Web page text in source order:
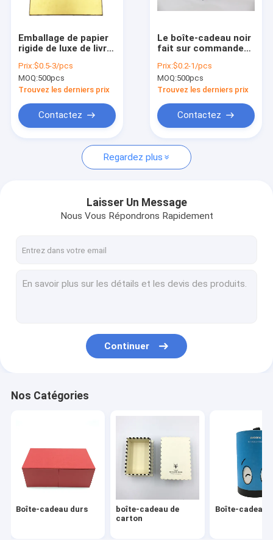
Demandez une citation
Boîte-cadeau durs
boîte-cadeau de carton
sacs en papier marqués
Boîtes de papier rigides
Services d'impression offset
Calendrier de bureau de carton
Carnet de papier en spirale
Emballage de papier
rigide de luxe de livre
des boîte-cadeau
157gsm 2mm de
carton
Prix:$0.5-3/pcs
MOQ:500pcs
Trouvez les derniers prix
Contactez
Le boîte-cadeau noir
fait sur commande
a imprimé le GV de
papier d'emballage
Prix:$0.2-1/pcs
MOQ:500pcs
Trouvez les derniers prix
Contactez
Regardez plus
Laisser Un Message
Nous Vous Répondrons Rapidement
Continuer
Nos Catégories
Boîte-cadeau durs
boîte-cadeau de
carton
Boîte-cadeau